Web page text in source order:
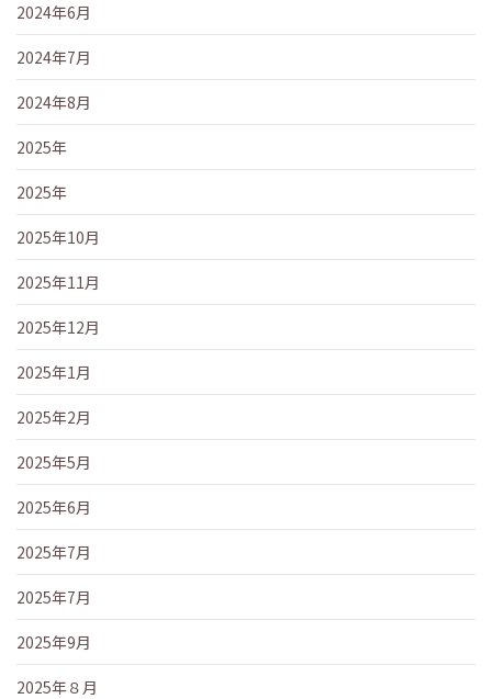
2024年6月
2024年7月
2024年8月
2025年
2025年
2025年10月
2025年11月
2025年12月
2025年1月
2025年2月
2025年5月
2025年6月
2025年7月
2025年7月
2025年9月
2025年８月